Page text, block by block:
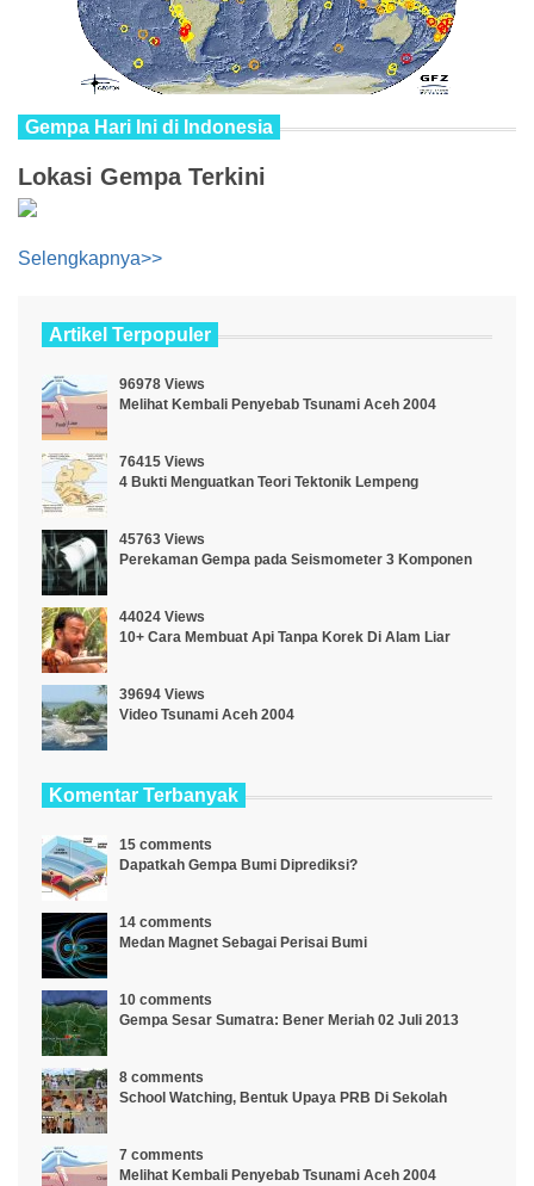
Gempa Hari Ini di Indonesia
Lokasi Gempa Terkini
Selengkapnya>>
Artikel Terpopuler
96978 Views
Melihat Kembali Penyebab Tsunami Aceh 2004
76415 Views
4 Bukti Menguatkan Teori Tektonik Lempeng
45763 Views
Perekaman Gempa pada Seismometer 3 Komponen
44024 Views
10+ Cara Membuat Api Tanpa Korek Di Alam Liar
39694 Views
Video Tsunami Aceh 2004
Komentar Terbanyak
15 comments
Dapatkah Gempa Bumi Diprediksi?
14 comments
Medan Magnet Sebagai Perisai Bumi
10 comments
Gempa Sesar Sumatra: Bener Meriah 02 Juli 2013
8 comments
School Watching, Bentuk Upaya PRB Di Sekolah
7 comments
Melihat Kembali Penyebab Tsunami Aceh 2004